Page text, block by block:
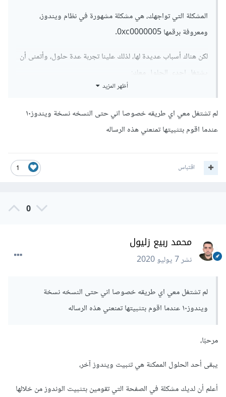
المشكلة التي تواجهك، هي مشكلة مشهورة في نظام ويندوز،
ومعروفة برقمها 0xc0000005.
لكن هناك أسباب عديدة لها، لذلك علينا تجربة عدة حلول، وأتمنى أن
يشتغل إحدى الحلول معك:
الملفات نظام ويندوز التالفة، ويمكنك متابعة الطريقة في الفيديو
التالي.
أن المشكلة حلت.
بإضافة Internet explorer، أنت عليك إضافة جميع البرامج التي
تسبب لك مشكلة 0xc0000005.
الحل الثالث هو الرجوع لنسخة قديمة من الوندوز الخاص بك، يقوم
ويندوز بين الوقت والآخر بأخد بعض النسخة الإحتياطية، هذه
يمكنك متابعة
أظهر المزيد
لم تشتغل معي اي طريقه خصوصا اني حتى النسخه نسخة ويندوز١٠
عندما اقوم بتثبيتها تمنعني هذه الرساله
1 اقتباس
0
محمد ربيع زليول
نشر7 يوليو 2020
لم تشتغل معي اي طريقه خصوصا اني حتى النسخه نسخة
ويندوز١٠ عندما اقوم بتثبيتها تمنعني هذه الرساله
مرحبًا،
يبقى أحد الحلول الممكنة هي تثبيت ويندوز آخر،
أعلم أن لديك مشكلة في الصفحة التي تقومين بتثبيت الوندوز من خلالها